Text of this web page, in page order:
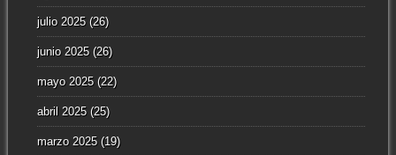
julio 2025(26)
junio 2025(26)
mayo 2025(22)
abril 2025(25)
marzo 2025(19)